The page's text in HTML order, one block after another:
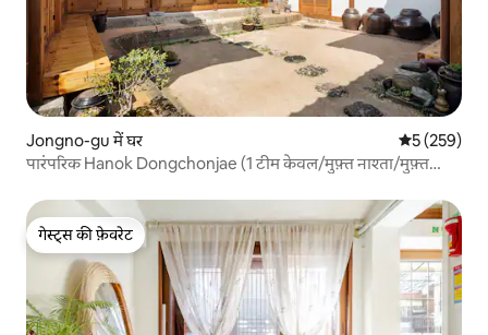
Jongno-gu में घर औसत रेटिंग 5
5 (259)
पारंपरिक Hanok Dongchonjae (1 टीम केवल/मुफ़्त नाश्ता/मुफ़्त
गेस्ट्स की फ़ेवरेट
गेस्ट्स की फ़ेवरेट